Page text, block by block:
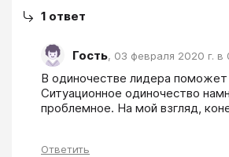
1 ответ
Гость, 03 февраля 2020 г. в
В одиночестве лидера поможет
Ситуационное одиночество
проблемное. На мой взгляд,
Ответить